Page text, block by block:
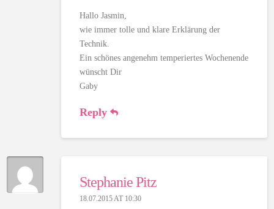
Hallo Jasmin,
wie immer tolle und klare Erklärung der
Technik.
Ein schönes angenehm temperiertes Wochenende
wünscht Dir
Gaby
Reply
Stephanie Pitz
18.07.2015 AT 10:30